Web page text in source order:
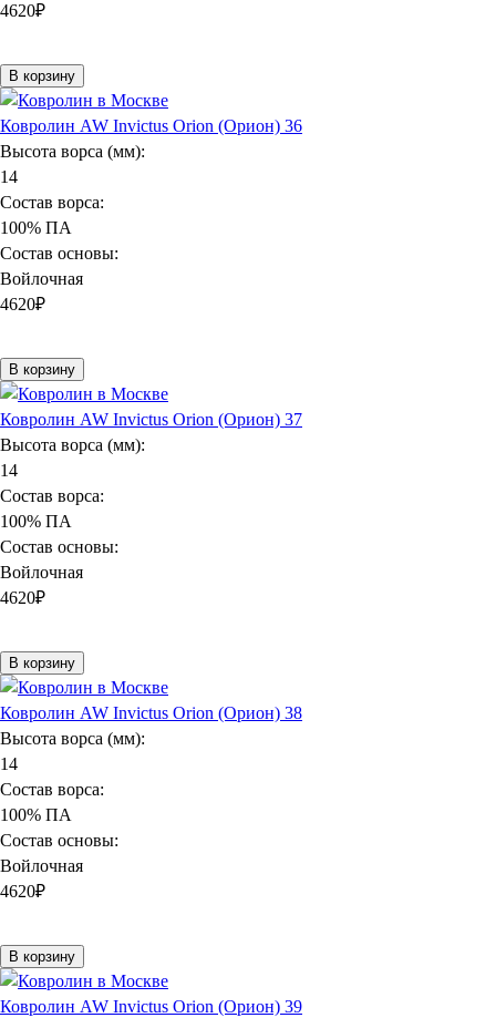
4620₽
В корзину
Ковролин AW Invictus Orion (Орион) 36
Высота ворса (мм):
14
Состав ворса:
100% ПА
Состав основы:
Войлочная
4620₽
В корзину
Ковролин AW Invictus Orion (Орион) 37
Высота ворса (мм):
14
Состав ворса:
100% ПА
Состав основы:
Войлочная
4620₽
В корзину
Ковролин AW Invictus Orion (Орион) 38
Высота ворса (мм):
14
Состав ворса:
100% ПА
Состав основы:
Войлочная
4620₽
В корзину
Ковролин AW Invictus Orion (Орион) 39